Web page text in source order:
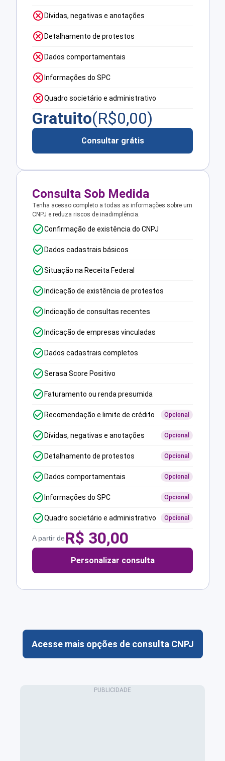
Dívidas, negativas e anotações
Detalhamento de protestos
Dados comportamentais
Informações do SPC
Quadro societário e administrativo
Gratuito(R$0,00)
Consultar grátis
Consulta Sob Medida
Tenha acesso completo a todas as informações sobre um
CNPJ e reduza riscos de inadimplência.
Confirmação de existência do CNPJ
Dados cadastrais básicos
Situação na Receita Federal
Indicação de existência de protestos
Indicação de consultas recentes
Indicação de empresas vinculadas
Dados cadastrais completos
Serasa Score Positivo
Faturamento ou renda presumida
Recomendação e limite de crédito Opcional
Dívidas, negativas e anotações Opcional
Detalhamento de protestos Opcional
Dados comportamentais Opcional
Informações do SPC Opcional
Quadro societário e administrativo Opcional
A partir deR$ 30,00
Personalizar consulta
Acesse mais opções de consulta CNPJ